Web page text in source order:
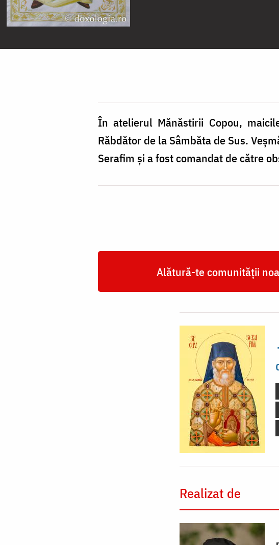
În atelierul Mănăstirii Copou,
Răbdător de la Sâmbăta de Sus.
Serafim și a fost comandat de către
Alătură-te comunității
Realizat de